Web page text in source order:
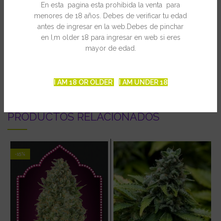
En esta pagina esta prohibida la venta para
menores de 18 años. Debes de verificar tu edad
antes de ingresar en la web.Debes de pinchar
en I,m older 18 para ingresar en web si eres
mayor de edad.
I AM 18 OR OLDER I AM UNDER 18
Effect: Stoney
Grow height: Low
Flowering weeks: 9 / 11 weeks
PRODUCTOS RELACIONADOS
-15%